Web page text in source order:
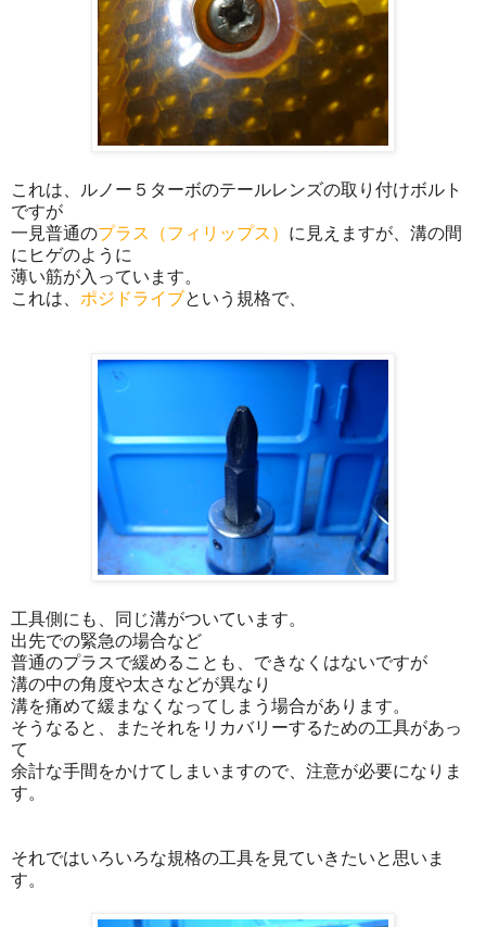
これは、ルノー５ターボのテールレンズの取り付けボルト
ですが
一見普通のプラス（フィリップス） に見えますが、溝の間
にヒゲのように
薄い筋が入っています。
これは、 ポジドライブという規格で、
工具側にも、同じ溝がついています。
出先での緊急の場合など
普通のプラスで緩めることも、できなくはないですが
溝の中の角度や太さなどが異なり
溝を痛めて緩まなくなってしまう場合があります。
そうなると、またそれをリカバリーするための工具があっ
て
余計な手間をかけてしまいますので、注意が必要になりま
す。
それではいろいろな規格の工具を見ていきたいと思いま
す。